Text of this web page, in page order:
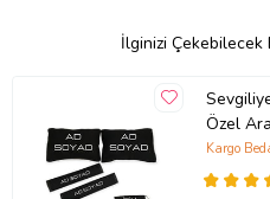
İlginizi
Özel
Pedi
Kargo